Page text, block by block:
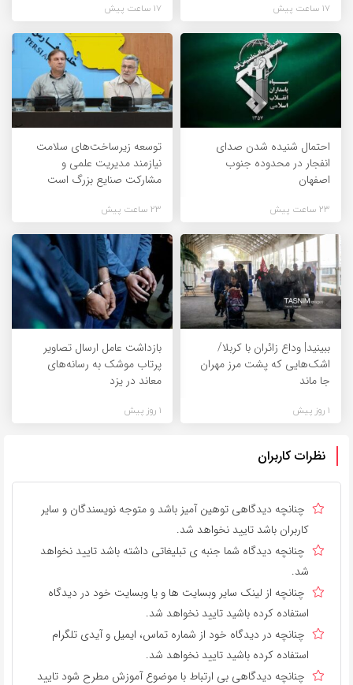
17 ساعت پیش 17 ساعت پیش
احتمال شنیده شدن صدای
انفجار در محدوده جنوب
اصفهان
23 ساعت پیش
توسعه زیرساخت‌های سلامت
نیازمند مدیریت علمی و
مشارکت صنایع بزرگ است
23 ساعت پیش
ببینید| وداع زائران با کربلا/
اشک‌هایی که پشت مرز مهران
جا ماند
1 روز پیش
بازداشت عامل ارسال تصاویر
پرتاب موشک به رسانه‌های
معاند در یزد
1 روز پیش
نظرات کاربران
چنانچه دیدگاهی توهین آمیز باشد و متوجه نویسندگان و سایر
کاربران باشد تایید نخواهد شد.
چنانچه دیدگاه شما جنبه ی تبلیغاتی داشته باشد تایید نخواهد
شد.
چنانچه از لینک سایر وبسایت ها و یا وبسایت خود در دیدگاه
استفاده کرده باشید تایید نخواهد شد.
چنانچه در دیدگاه خود از شماره تماس، ایمیل و آیدی تلگرام
استفاده کرده باشید تایید نخواهد شد.
چنانچه دیدگاهی بی ارتباط با موضوع آموزش مطرح شود تایید